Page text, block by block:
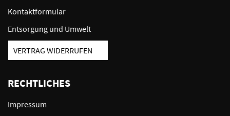
Kontaktformular
Entsorgung und Umwelt
VERTRAG WIDERRUFEN
RECHTLICHES
Impressum